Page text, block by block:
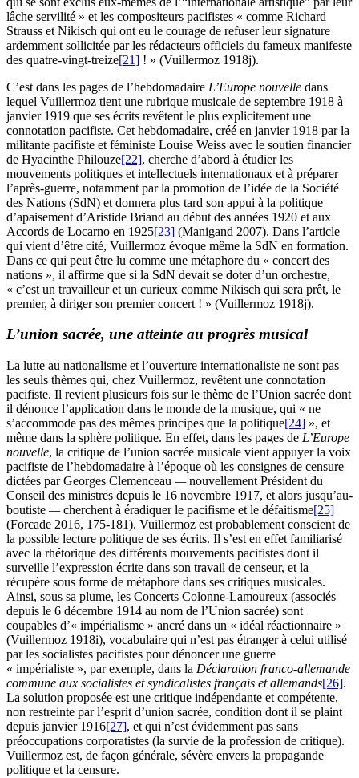
lâche servilité » et les compositeurs pacifistes « comme Richard
Strauss et Nikisch qui ont eu le courage de refuser leur signature
ardemment sollicitée par les rédacteurs officiels du fameux manifeste
des quatre-vingt-treize[21] ! » (Vuillermoz 1918j).
C’est dans les pages de l’hebdomadaire L’Europe nouvelle dans
lequel Vuillermoz tient une rubrique musicale de septembre 1918 à
janvier 1919 que ses écrits revêtent le plus explicitement une
connotation pacifiste. Cet hebdomadaire, créé en janvier 1918 par la
militante pacifiste et féministe Louise Weiss avec le soutien financier
de Hyacinthe Philouze[22], cherche d’abord à étudier les
mouvements politiques et intellectuels internationaux et à préparer
l’après-guerre, notamment par la promotion de l’idée de la Société
des Nations (SdN) et donnera plus tard son appui à la politique
d’apaisement d’Aristide Briand au début des années 1920 et aux
Accords de Locarno en 1925[23] (Manigand 2007). Dans l’article
qui vient d’être cité, Vuillermoz évoque même la SdN en formation.
Dans ce qui peut être lu comme une métaphore du « concert des
nations », il affirme que si la SdN devait se doter d’un orchestre,
« c’est un travailleur et un curieux comme Nikisch qui sera prêt, le
premier, à diriger son premier concert ! » (Vuillermoz 1918j).
L’union sacrée, une atteinte au progrès musical
La lutte au nationalisme et l’ouverture internationaliste ne sont pas
les seuls thèmes qui, chez Vuillermoz, revêtent une connotation
pacifiste. Il revient plusieurs fois sur le thème de l’Union sacrée dont
il dénonce l’application dans le monde de la musique, qui « ne
s’accommode pas des mêmes principes que la politique[24] », et
même dans la sphère politique. En effet, dans les pages de L’Europe
nouvelle, la critique de l’union sacrée musicale vient appuyer la voix
pacifiste de l’hebdomadaire à l’époque où les consignes de censure
dictées par Georges Clemenceau —nouvellement Président du
Conseil des ministres depuis le 16 novembre 1917, et alors jusqu’au-
boutiste —cherchent à éradiquer le pacifisme et le défaitisme[25]
(Forcade 2016, 175-181). Vuillermoz est probablement conscient de
la possible lecture politique de ses écrits. Il s’est en effet familiarisé
avec la rhétorique des différents mouvements pacifistes dont il
surveille l’expression écrite dans son travail de censeur, et la
récupère sous forme de métaphore dans ses critiques musicales.
Ainsi, sous sa plume, les Concerts Colonne-Lamoureux (associés
depuis le 6 décembre 1914 au nom de l’Union sacrée) sont
coupables d’« impérialisme » ancré dans un « idéal réactionnaire »
(Vuillermoz 1918i), vocabulaire qui n’est pas étranger à celui utilisé
par les socialistes pacifistes pour dénoncer une guerre
« impérialiste », par exemple, dans la Déclaration franco-allemande
commune aux socialistes et syndicalistes français et allemands[26].
La solution proposée est une critique indépendante et compétente,
non restreinte par l’esprit d’union sacrée, condition dont il se plaint
depuis janvier 1916[27], et qui n’est évidemment pas sans
préoccupations corporatistes (la survie de la profession de critique).
Vuillermoz est, de façon générale, sévère envers la propagande
politique et la censure.